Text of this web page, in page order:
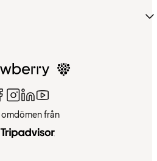
från